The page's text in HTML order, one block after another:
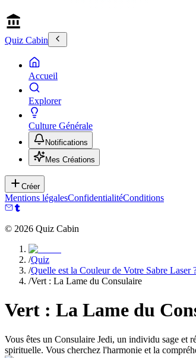
Quiz Cabin
Accueil
Explorer
Culture Générale
Notifications
Mes Créations
Créer
Mentions légalesConfidentialitéConditions
© 2026 Quiz Cabin
/Quiz
/Quelle est la Couleur de Votre Sabre Laser
/Vert : La Lame du Consulaire
Vert : La Lame du
Vous êtes un Consulaire Jedi, un individu sage et
spirituelle. Vous cherchez l'harmonie et la